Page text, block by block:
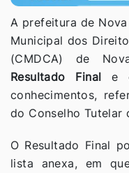
A prefeitura de
Municipal dos
(CMDCA) de
Resultado Final e
conhecimentos,
do Conselho Tutelar
O Resultado Final
lista anexa, em